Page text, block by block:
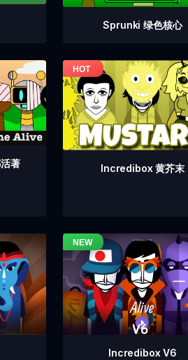
Sprunki 绿色核心
著 Incredibox 黄芥末
Incredibox V6